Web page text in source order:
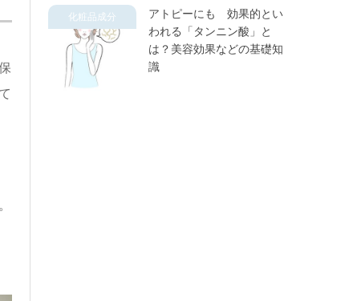
化粧品成分
アトピーにも 効果的とい
われる「タンニン酸」と
は？美容効果などの基礎知
識